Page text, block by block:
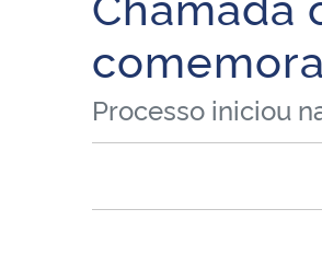
Secretaria de Governo
Processo iniciou